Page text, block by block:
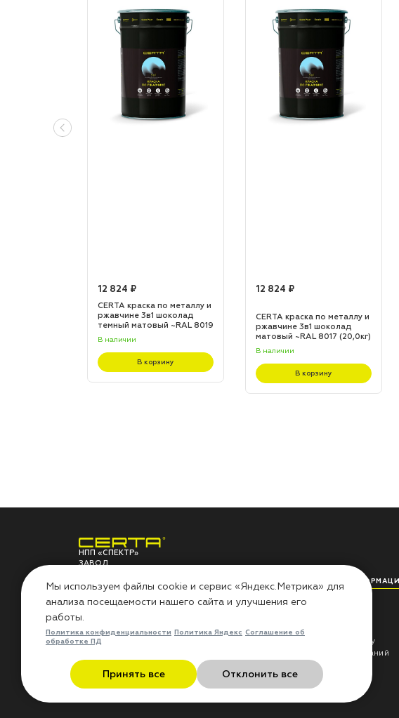
12 824 ₽
CERTA краска по металлу и
ржавчине 3в1 шоколад
темный матовый ~RAL 8019
В наличии
В корзину
12 824 ₽
CERTA краска по металлу и
ржавчине 3в1 шоколад
матовый ~RAL 8017 (20,0кг)
В наличии
В корзину
НПП «СПЕКТР»
ЗАВОД
МАТЕРИАЛОВ
О ЗАВОДЕ
НПП «СПЕКТР»
Лаборатория
Политика в области охраны
ПОЛЕЗНАЯ
Советы технолога
Вопросы -ответы
Гарантия на краску
Результаты испытаний
Блог CERTA
Отзывы
Каталог RAL 5
Мы используем файлы cookie и сервис «Яндекс.Метрика» для
анализа посещаемости нашего сайта и улучшения его
работы.
Политика конфиденциальности Политика Яндекс Соглашение об
обработке ПД
Принять все Отклонить все